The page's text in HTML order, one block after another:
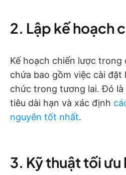
2. Lập kế hoạch
Kế hoạch chiến lược trong
chứa bao gồm việc cài
chức trong tương lai. Đó là
tiêu dài hạn và xác định
nguyên tốt nhất.
3. Kỹ thuật tối ưu